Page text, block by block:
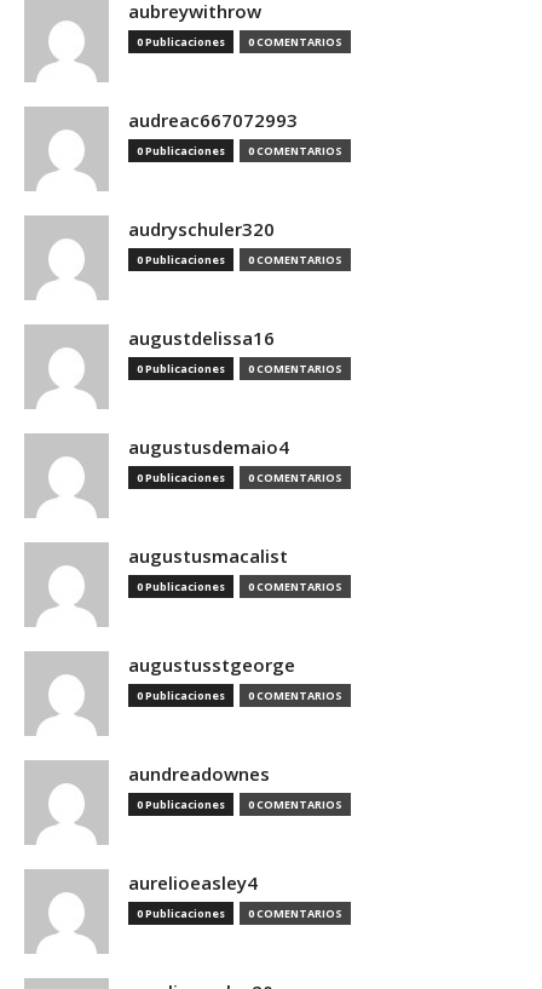
aubreywithrow
0 Publicaciones 0 COMENTARIOS
audreac667072993
0 Publicaciones 0 COMENTARIOS
audryschuler320
0 Publicaciones 0 COMENTARIOS
augustdelissa16
0 Publicaciones 0 COMENTARIOS
augustusdemaio4
0 Publicaciones 0 COMENTARIOS
augustusmacalist
0 Publicaciones 0 COMENTARIOS
augustusstgeorge
0 Publicaciones 0 COMENTARIOS
aundreadownes
0 Publicaciones 0 COMENTARIOS
aurelioeasley4
0 Publicaciones 0 COMENTARIOS